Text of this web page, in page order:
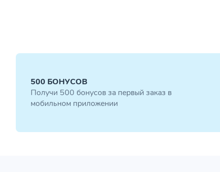
500 БОНУСОВ
Получи 500 бонусов за первый заказ в
мобильном приложении